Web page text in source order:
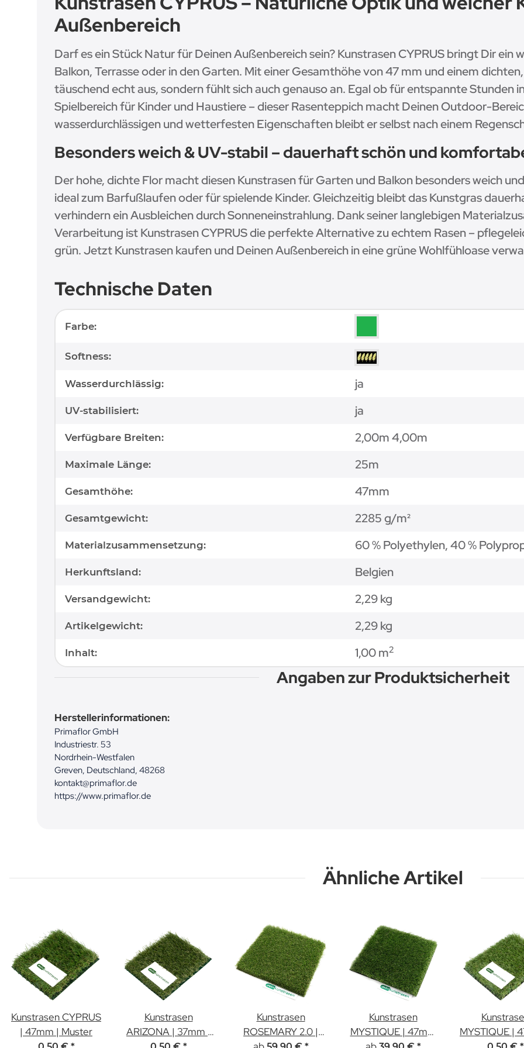
Außenbereich
Darf es ein Stück Natur für Deinen Außenbereich sein? Kunstrasen CYPRUS bringt Dir ein
Balkon, Terrasse oder in den Garten. Mit einer Gesamthöhe von 47 mm und einem
täuschend echt aus, sondern fühlt sich auch genauso an. Egal ob für entspannte Stunden
Spielbereich für Kinder und Haustiere – dieser Rasenteppich macht Deinen Outdoor-
wasserdurchlässigen und wetterfesten Eigenschaften bleibt er selbst nach einem
Besonders weich & UV-stabil – dauerhaft schön und
Der hohe, dichte Flor macht diesen Kunstrasen für Garten und Balkon besonders weich
ideal zum Barfußlaufen oder für spielende Kinder. Gleichzeitig bleibt das Kunstgras
verhindern ein Ausbleichen durch Sonneneinstrahlung. Dank seiner langlebigen
Verarbeitung ist Kunstrasen CYPRUS die perfekte Alternative zu echtem Rasen –
grün. Jetzt Kunstrasen kaufen und Deinen Außenbereich in eine grüne Wohlfühloase
Technische Daten
Produkteigenschaft
Wert
Farbe:
Softness:
Wasserdurchlässig: ja
UV-stabilisiert: ja
Verfügbare Breiten: 2,00m 4,00m
Maximale Länge: 25m
Gesamthöhe: 47mm
Gesamtgewicht: 2285 g/m²
Materialzusammensetzung: 60 % Polyethylen, 40 %
Herkunftsland: Belgien
Versandgewicht: 2,29 kg
Artikelgewicht: 2,29kg
Inhalt: 1,00 m2
Angaben zur Produktsicherheit
Herstellerinformationen:
Primaflor GmbH
Industriestr. 53
Nordrhein-Westfalen
Greven, Deutschland, 48268
kontakt@primaflor.de
https://www.primaflor.de
Ähnliche Artikel
Kunstrasen CYPRUS
| 47mm | Muster
Kunstrasen
ARIZONA | 37mm |
Kunstrasen
ROSEMARY 2.0 |
Kunstrasen
MYSTIQUE | 47mm
MYSTIQUE |